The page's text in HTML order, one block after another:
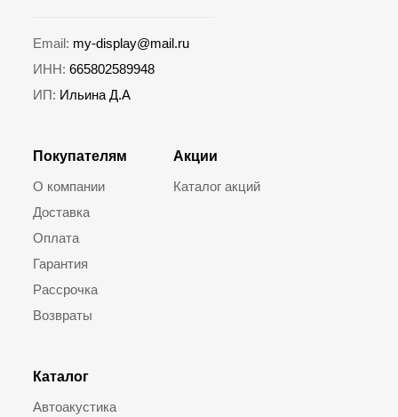
Покупателям
О компании
Доставка
Оплата
Гарантия
Рассрочка
Возвраты
Каталог
Автоакустика
Акции
Каталог акций
Email: my-display@mail.ru
ИНН: 665802589948
ИП: Ильина Д.А